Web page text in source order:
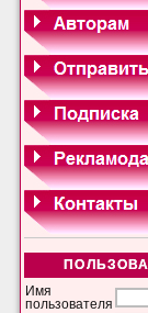
Имя
пользователя